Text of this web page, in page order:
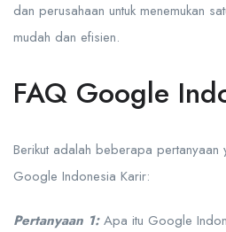
dan perusahaan untuk menemukan
mudah dan efisien.
FAQ Google
Berikut adalah beberapa pertanyaan
Google Indonesia Karir:
Pertanyaan 1:Apa itu Google